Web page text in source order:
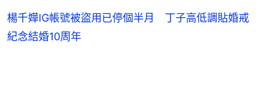
楊千嬅IG帳號被盜用已停個半月 丁子高低調貼婚戒
紀念結婚10周年